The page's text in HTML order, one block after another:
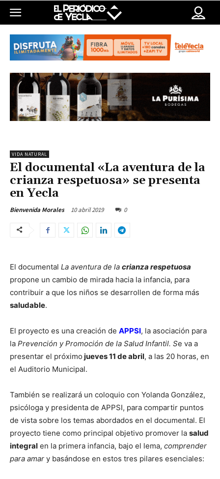
VIDA NATURAL
El documental «La aventura de la
crianza respetuosa» se presenta
en Yecla
Bienvenida Morales 10 abril 2019 0
El documental La aventura de la crianza respetuosa
propone un cambio de mirada hacia la infancia, para
contribuir a que los niños se desarrollen de forma más
saludable.
El proyecto es una creación de APPSI, la asociación para
la Prevención y Promoción de la Salud Infantil. Se va a
presentar el próximo jueves 11 de abril, a las 20 horas, en
el Auditorio Municipal.
También se realizará un coloquio con Yolanda González,
psicóloga y presidenta de APPSI, para compartir puntos
de vista sobre los temas abordados en el documental. El
proyecto tiene como principal objetivo promover la salud
integral en la primera infancia, bajo el lema, comprender
para amar y basándose en estos tres pilares esenciales: